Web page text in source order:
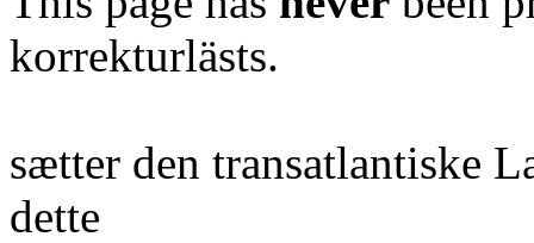
korrekturlästs.
sætter den transatlantiske
dette